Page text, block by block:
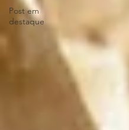
Post em
destaque